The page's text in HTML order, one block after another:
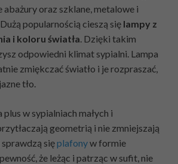
oraz szklane, metalowe i
popularnością cieszą się lampy z
i koloru światła . Dzięki takim
odpowiedni klimat sypialni. Lampa
zmiękczać światło i je rozpraszać,
tło.
plus w sypialniach małych i
geometrią i nie zmniejszają
sięplafonyw formie
że leżąc i patrząc w sufit, nie